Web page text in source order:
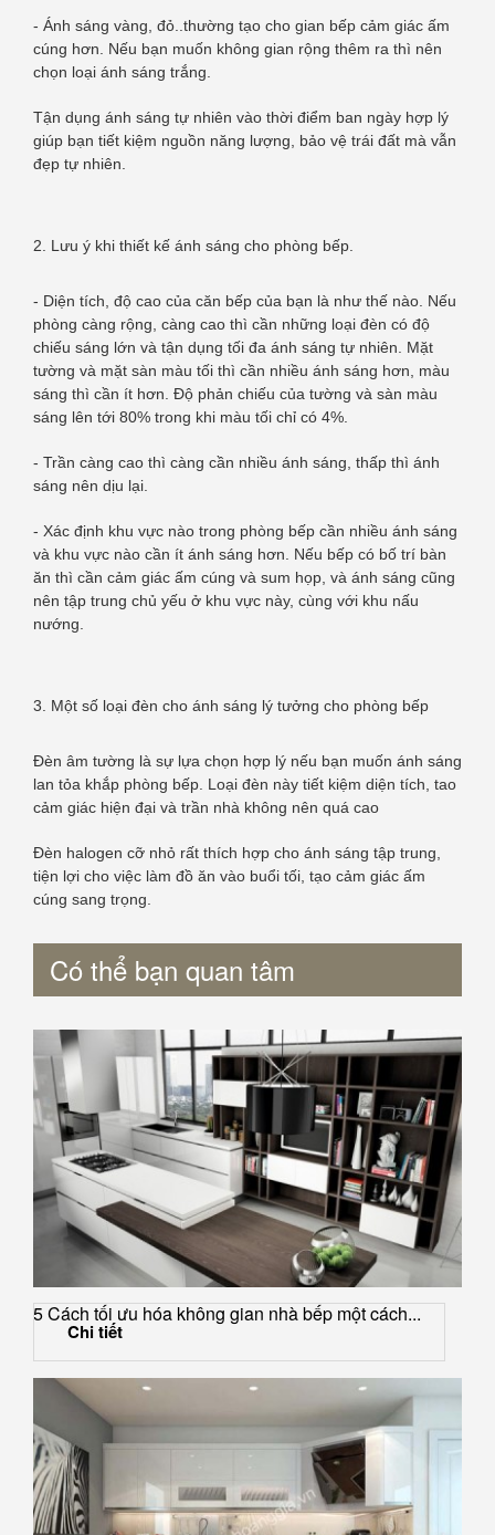
- Ánh sáng vàng, đỏ..thường tạo cho gian bếp cảm giác ấm
cúng hơn. Nếu bạn muốn không gian rộng thêm ra thì nên
chọn loại ánh sáng trắng.
Tận dụng ánh sáng tự nhiên vào thời điểm ban ngày hợp lý
giúp bạn tiết kiệm nguồn năng lượng, bảo vệ trái đất mà vẫn
đẹp tự nhiên.
2. Lưu ý khi thiết kế ánh sáng cho phòng bếp.
- Diện tích, độ cao của căn bếp của bạn là như thế nào. Nếu
phòng càng rộng, càng cao thì cần những loại đèn có độ
chiếu sáng lớn và tận dụng tối đa ánh sáng tự nhiên. Mặt
tường và mặt sàn màu tối thì cần nhiều ánh sáng hơn, màu
sáng thì cần ít hơn. Độ phản chiếu của tường và sàn màu
sáng lên tới 80% trong khi màu tối chỉ có 4%.
- Trần càng cao thì càng cần nhiều ánh sáng, thấp thì ánh
sáng nên dịu lại.
- Xác định khu vực nào trong phòng bếp cần nhiều ánh sáng
và khu vực nào cần ít ánh sáng hơn. Nếu bếp có bố trí bàn
ăn thì cần cảm giác ấm cúng và sum họp, và ánh sáng cũng
nên tập trung chủ yếu ở khu vực này, cùng với khu nấu
nướng.
3. Một số loại đèn cho ánh sáng lý tưởng cho phòng bếp
Đèn âm tường là sự lựa chọn hợp lý nếu bạn muốn ánh sáng
lan tỏa khắp phòng bếp. Loại đèn này tiết kiệm diện tích, tao
cảm giác hiện đại và trần nhà không nên quá cao
Đèn halogen cỡ nhỏ rất thích hợp cho ánh sáng tập trung,
tiện lợi cho việc làm đồ ăn vào buổi tối, tạo cảm giác ấm
cúng sang trọng.
Có thể bạn quan tâm
5 Cách tối ưu hóa không gian nhà bếp một cách...
Chi tiết